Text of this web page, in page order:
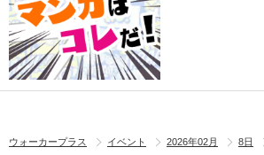
ウォーカープラス イベント 2026年02月 8日